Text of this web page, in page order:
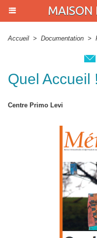
MAISON
Accueil > Documentation >
Quel Accueil !
Centre Primo Levi